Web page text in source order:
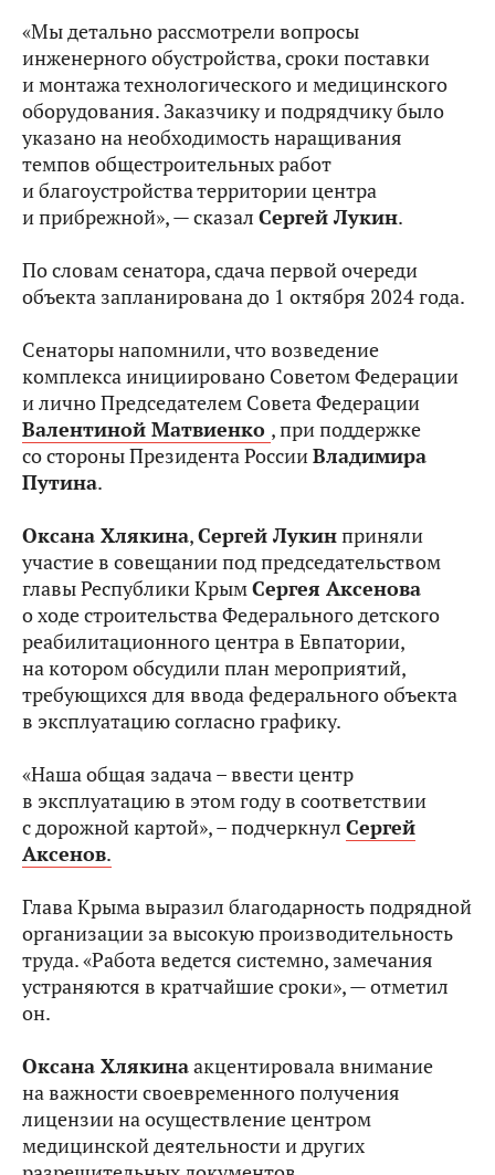
«Мы детально рассмотрели вопросы
инженерного обустройства, сроки поставки
и монтажа технологического и медицинского
оборудования. Заказчику и подрядчику было
указано на необходимость наращивания
темпов общестроительных работ
и благоустройства территории центра
и прибрежной», — сказал Сергей Лукин.
По словам сенатора, сдача первой очереди
объекта запланирована до 1 октября 2024 года.
Сенаторы напомнили, что возведение
комплекса инициировано Советом Федерации
и лично Председателем Совета Федерации
Валентиной Матвиенко , при поддержке
со стороны Президента РоссииВладимира
Путина.
Оксана Хлякина,Сергей Лукинприняли
участие в совещании под председательством
главы Республики КрымСергея Аксенова
о ходе строительства Федерального детского
реабилитационного центра в Евпатории,
на котором обсудили план мероприятий,
требующихся для ввода федерального объекта
в эксплуатацию согласно графику.
«Наша общая задача – ввести центр
в эксплуатацию в этом году в соответствии
с дорожной картой», – подчеркнул Сергей
Аксенов.
Глава Крыма выразил благодарность подрядной
организации за высокую производительность
труда. «Работа ведется системно, замечания
устраняются в кратчайшие сроки», — отметил
он.
Оксана Хлякинаакцентировала внимание
на важности своевременного получения
лицензии на осуществление центром
медицинской деятельности и других